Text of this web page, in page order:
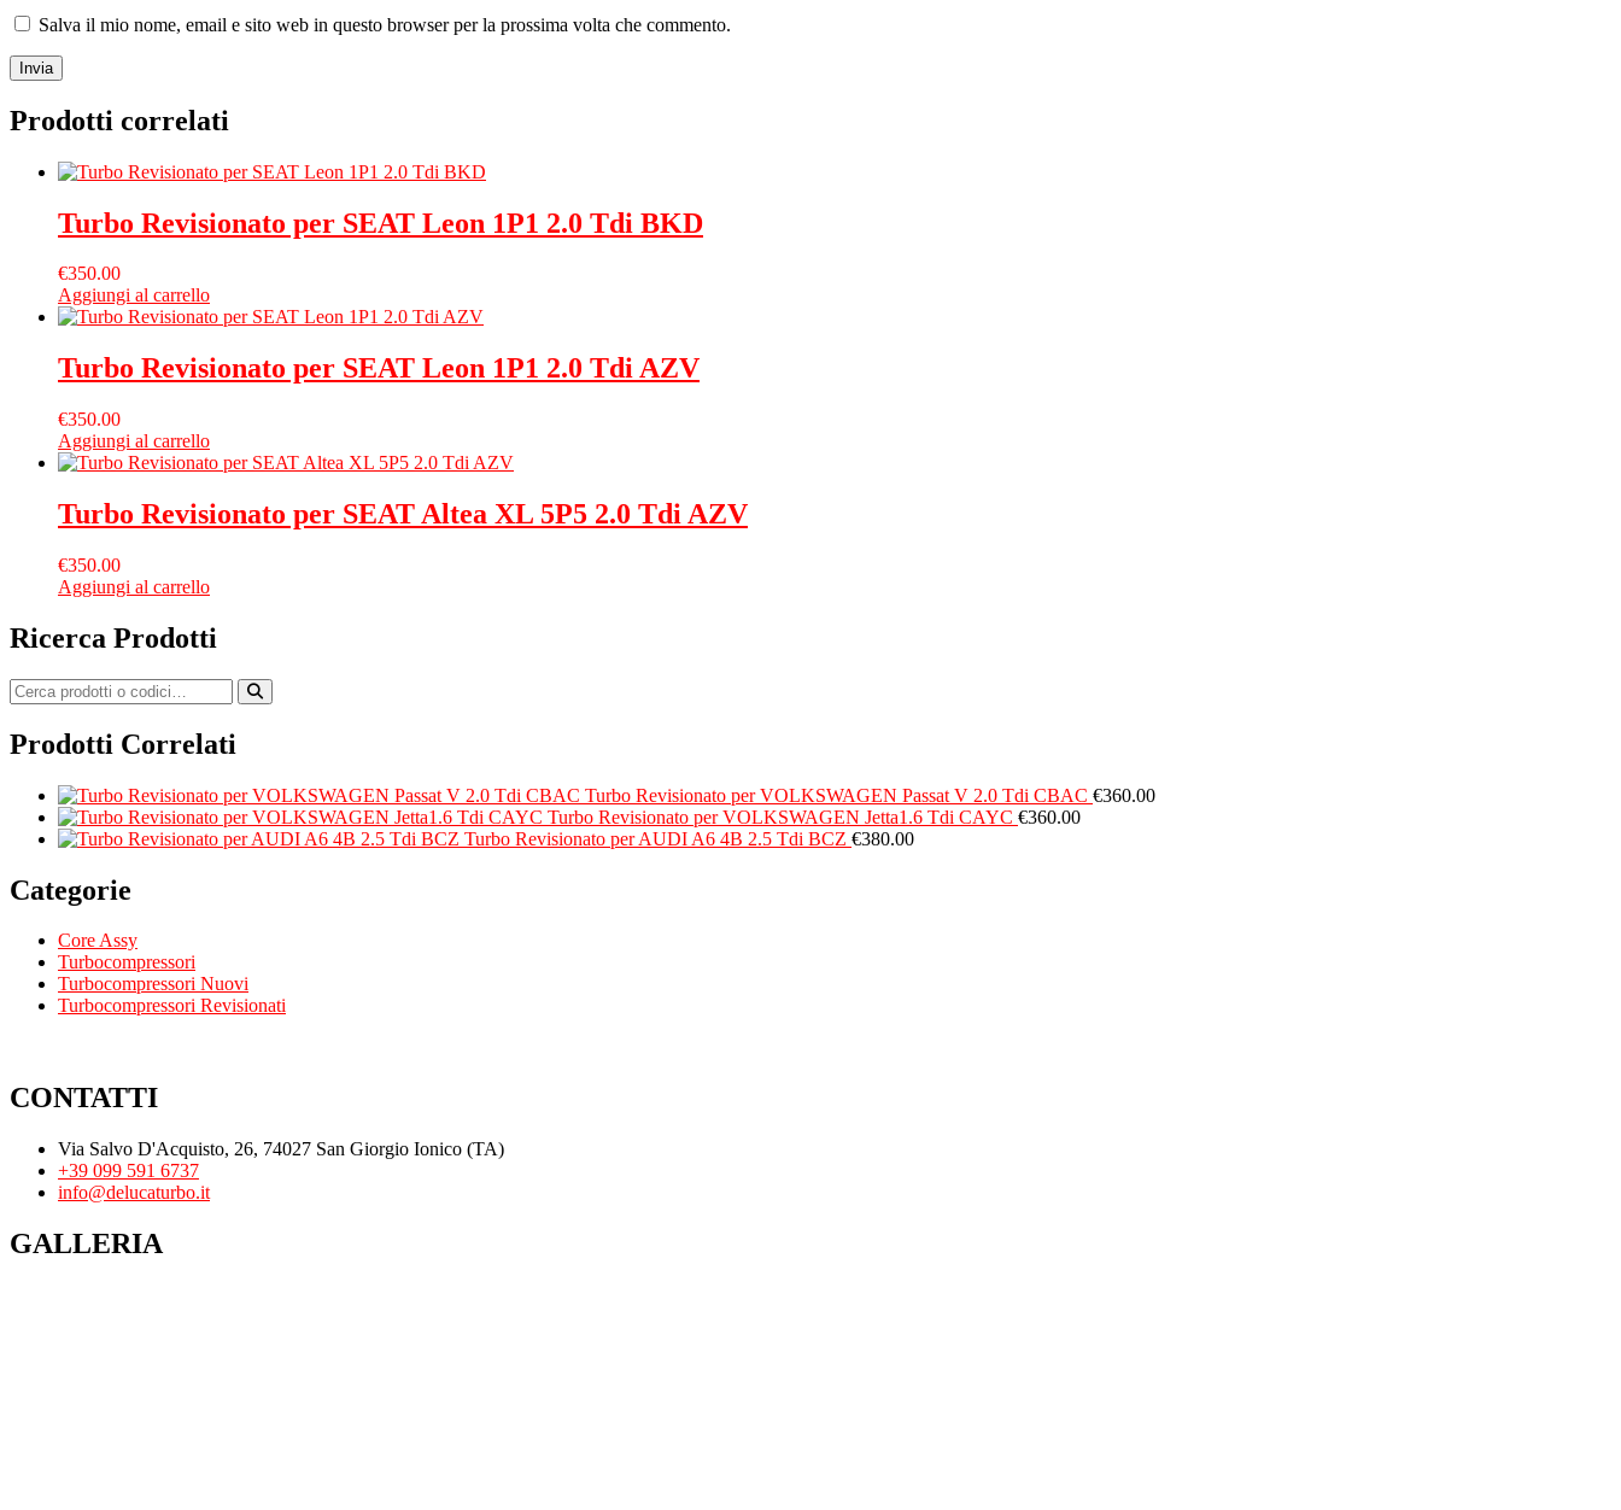
Salva il mio nome, email e sito web in questo browser per la prossima volta che commento.
Prodotti correlati
Turbo Revisionato per SEAT Leon 1P1 2.0 Tdi BKD
€350.00
Aggiungi al carrello
Turbo Revisionato per SEAT Leon 1P1 2.0 Tdi AZV
€350.00
Aggiungi al carrello
Turbo Revisionato per SEAT Altea XL 5P5 2.0 Tdi AZV
€350.00
Aggiungi al carrello
Ricerca Prodotti
Prodotti Correlati
Turbo Revisionato per VOLKSWAGEN Passat V 2.0 Tdi CBAC €360.00
Turbo Revisionato per VOLKSWAGEN Jetta1.6 Tdi CAYC €360.00
Turbo Revisionato per AUDI A6 4B 2.5 Tdi BCZ €380.00
Categorie
Core Assy
Turbocompressori
Turbocompressori Nuovi
Turbocompressori Revisionati
CONTATTI
Via Salvo D'Acquisto, 26, 74027 San Giorgio Ionico (TA)
+39 099 591 6737
info@delucaturbo.it
GALLERIA